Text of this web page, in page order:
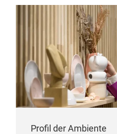
Profil der Ambiente